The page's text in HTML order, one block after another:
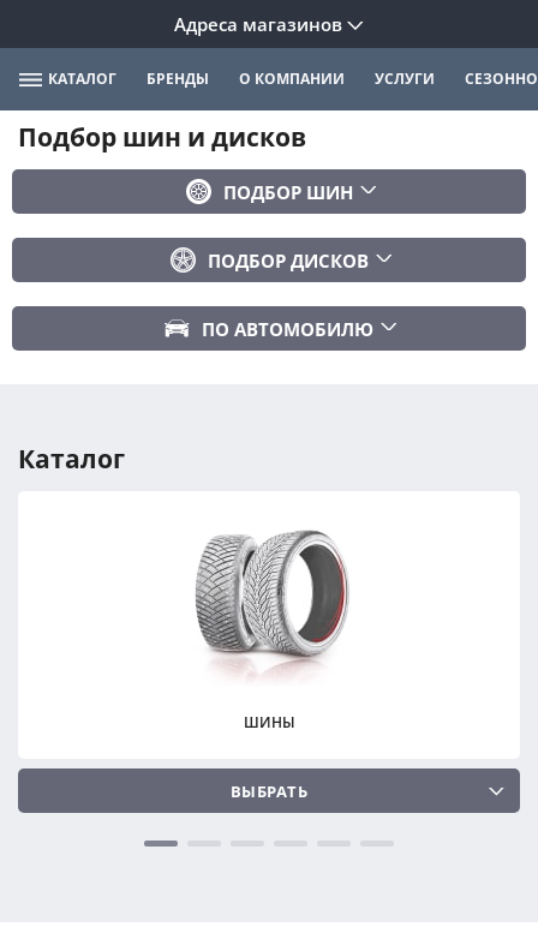
Адреса магазинов
КАТАЛОГ БРЕНДЫ О КОМПАНИИ УСЛУГИ
Подбор шин и дисков
ПОДБОР ШИН
Сбросить
ПОДБОР ДИСКОВ
ПОДОБРАТЬ
Сбросить
ПО АВТОМОБИЛЮ
Год авто
ПОДОБРАТЬ
Сбросить
Каталог
ШИНЫ
ВЫБРАТЬ